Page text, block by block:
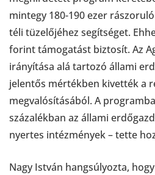
mintegy 180-190 ezer
téli tüzelőjéhez segítséget.
forint támogatást biztosít. Az
irányítása alá tartozó állami
jelentős mértékben kivették a
megvalósításából. A
százalékban az állami
nyertes intézmények – tette
Nagy István hangsúlyozta,